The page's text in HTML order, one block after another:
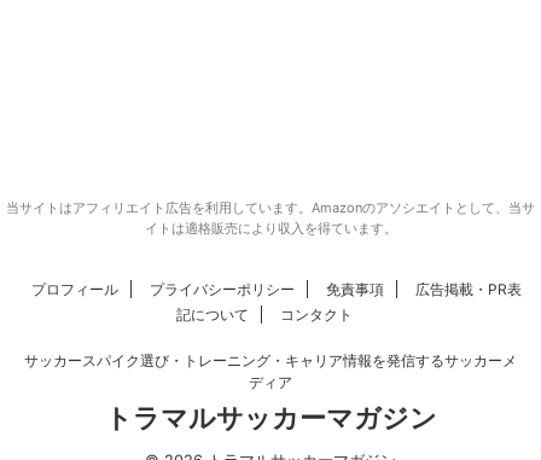
当サイトはアフィリエイト広告を利用しています。Amazonのアソシエイトとして、当サ
イトは適格販売により収入を得ています。
プロフィール プライバシーポリシー 免責事項
広告掲載・PR表
記について
コンタクト
サッカースパイク選び・トレーニング・キャリア情報を発信するサッカーメ
ディア
トラマルサッカーマガジン